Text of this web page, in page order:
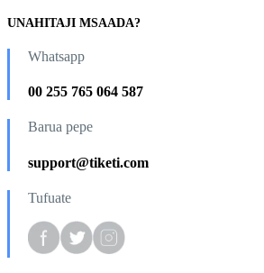
UNAHITAJI MSAADA?
Whatsapp
00 255 765 064 587
Barua pepe
support@tiketi.com
Tufuate